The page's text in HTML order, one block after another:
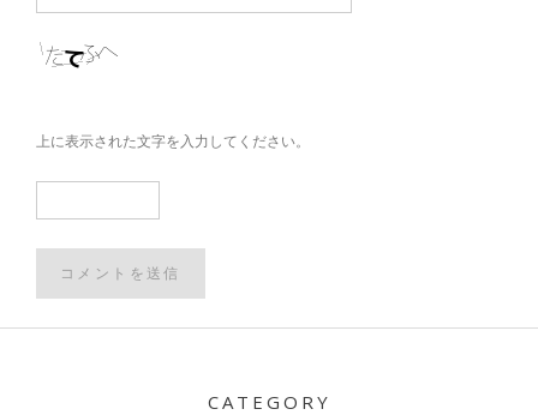
上に表示された文字を入力してください。
CATEGORY